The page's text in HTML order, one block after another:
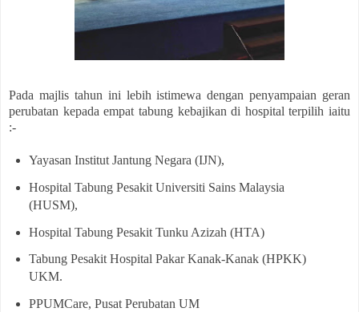
Pada majlis tahun ini lebih istimewa dengan penyampaian geran
perubatan kepada empat tabung kebajikan di hospital terpilih iaitu
:-
Yayasan Institut Jantung Negara (IJN),
Hospital Tabung Pesakit Universiti Sains Malaysia
(HUSM),
Hospital Tabung Pesakit Tunku Azizah (HTA)
Tabung Pesakit Hospital Pakar Kanak-Kanak (HPKK)
UKM.
PPUMCare, Pusat Perubatan UM